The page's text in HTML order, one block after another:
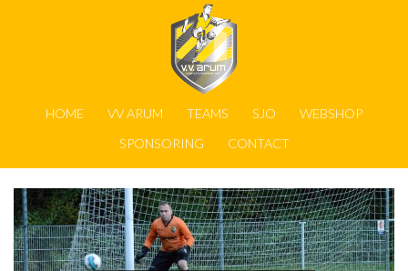
HOME VV ARUM TEAMS SJO
WEBSHOP
SPONSORING
CONTACT